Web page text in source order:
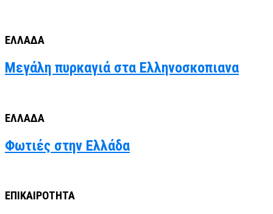
ΕΛΛΑΔΑ
Μεγάλη πυρκαγιά στα Ελληνοσκοπιανα
ΕΛΛΑΔΑ
Φωτιές στην Ελλάδα
ΕΠΙΚΑΙΡΟΤΗΤΑ